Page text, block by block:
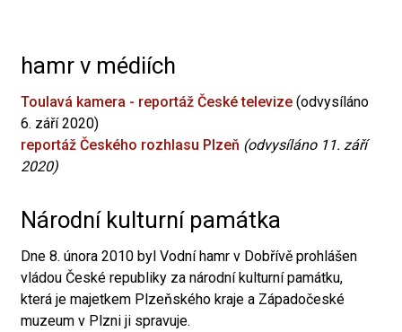
hamr v médiích
Toulavá kamera - reportáž České televize (odvysíláno
6. září 2020)
reportáž Českého rozhlasu Plzeň (odvysíláno 11. září
2020)
Národní kulturní památka
Dne 8. února 2010 byl Vodní hamr v Dobřívě prohlášen
vládou České republiky za národní kulturní památku,
která je majetkem Plzeňského kraje a Západočeské
muzeum v Plzni ji spravuje.